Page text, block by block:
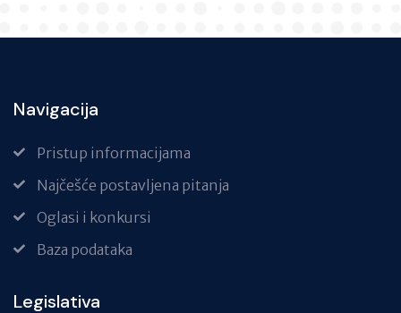
Navigacija
Pristup informacijama
Najčešće postavljena pitanja
Oglasi i konkursi
Baza podataka
Legislativa